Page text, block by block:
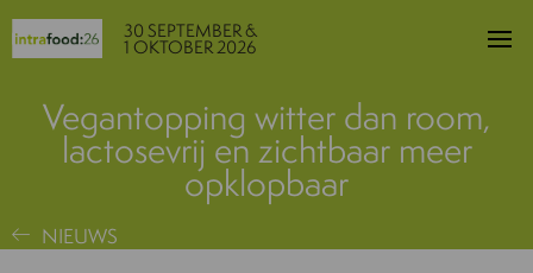
30 SEPTEMBER &
1 OKTOBER 2026
Vegantopping witter dan room,
lactosevrij en zichtbaar meer
opklopbaar
NIEUWS